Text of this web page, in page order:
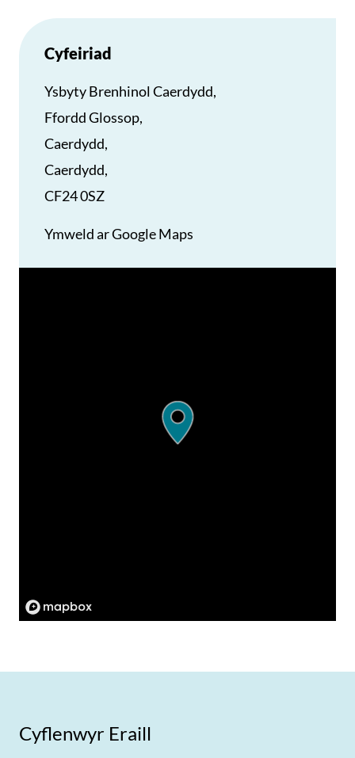
Cyfeiriad
Ysbyty Brenhinol Caerdydd,
Ffordd Glossop,
Caerdydd,
Caerdydd,
CF24 0SZ
Ymweld ar Google Maps
Cyflenwyr Eraill